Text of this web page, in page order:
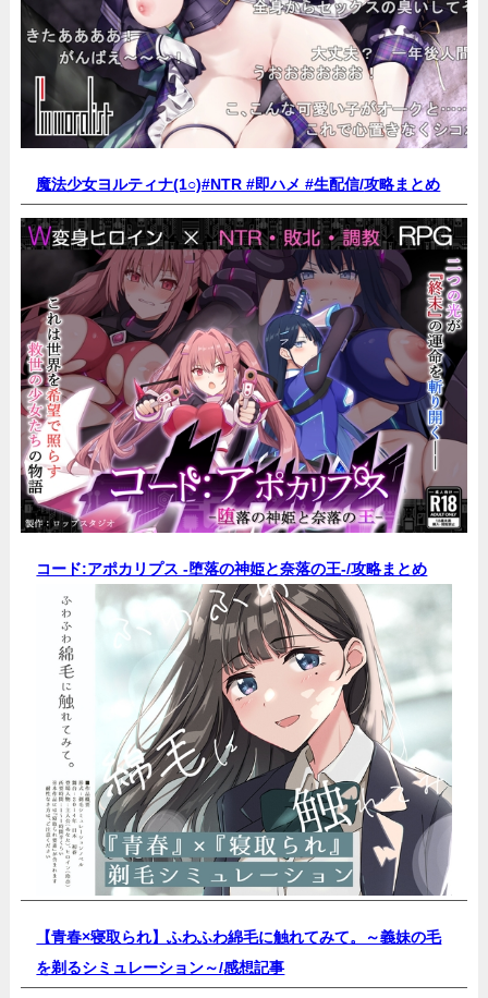
魔法少女ヨルティナ(1○)#NTR #即ハメ #生配信/攻略まとめ
コード:アポカリプス -堕落の神姫と奈落の王-/攻略まとめ
【青春×寝取られ】ふわふわ綿毛に触れてみて。～義妹の毛
を剃るシミュレーション～/感想記事